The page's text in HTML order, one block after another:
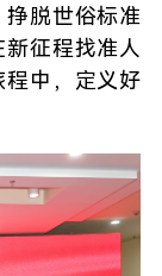
脱世俗标准
征程找准人
中，定义好